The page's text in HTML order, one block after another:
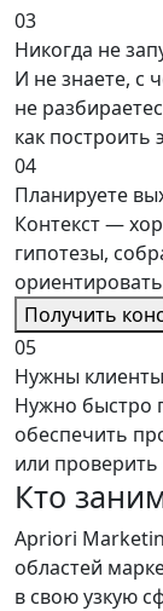
03
Никогда не
И не знаете, с
не
как построить
04
Планируете
Контекст —
гипотезы,
Получить
05
Нужны клиенты
Нужно быстро
обеспечить
или проверить
Кто
Apriori
областей
в свою узкую